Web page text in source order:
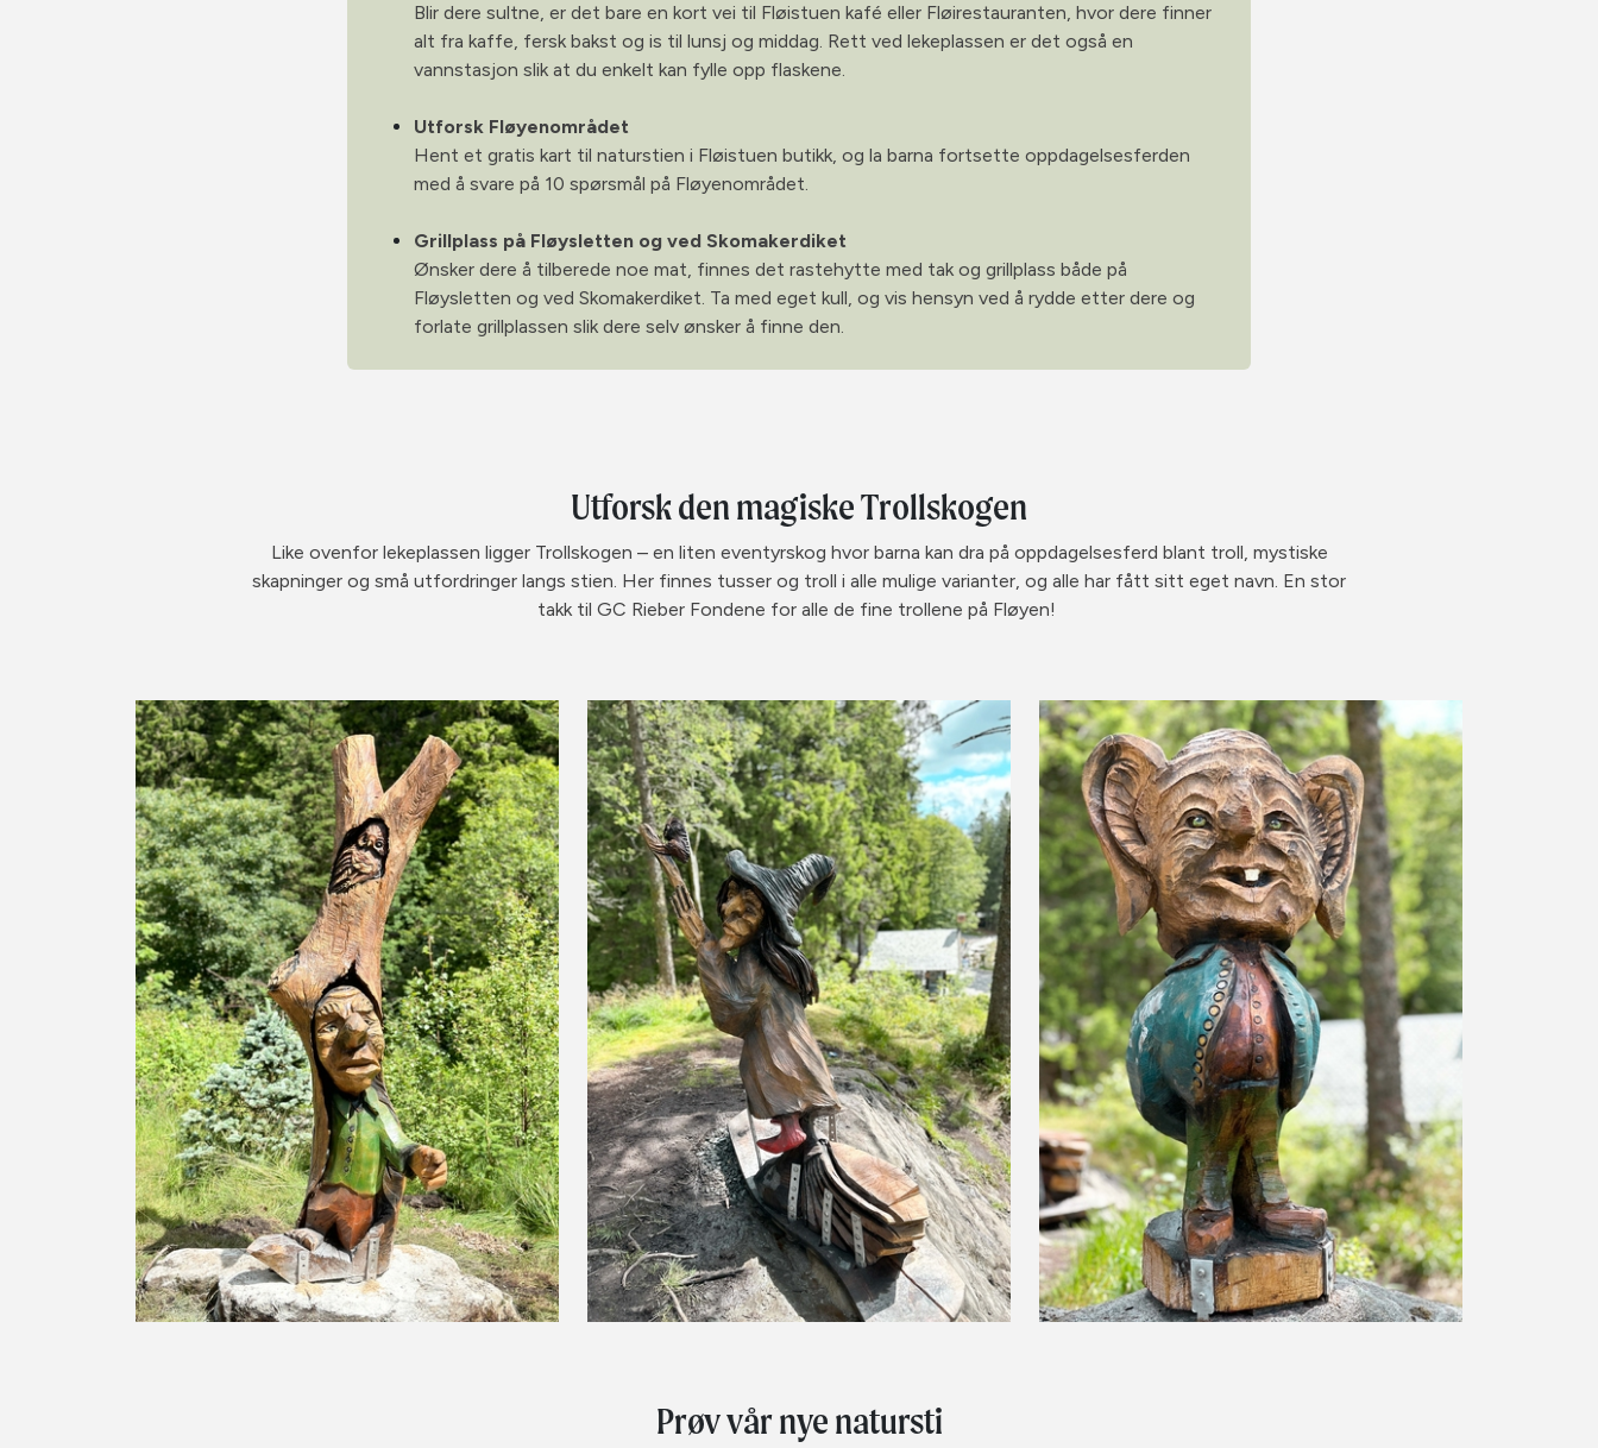
Blir dere sultne, er det bare en kort vei til Fløistuen kafé eller Fløirestauranten, hvor dere finner
alt fra kaffe, fersk bakst og is til lunsj og middag. Rett ved lekeplassen er det også en
vannstasjon slik at du enkelt kan fylle opp flaskene.
Utforsk Fløyenområdet
Hent et gratis kart til naturstien i Fløistuen butikk, og la barna fortsette oppdagelsesferden
med å svare på 10 spørsmål på Fløyenområdet.
Grillplass på Fløysletten og ved Skomakerdiket
Ønsker dere å tilberede noe mat, finnes det rastehytte med tak og grillplass både på
Fløysletten og ved Skomakerdiket. Ta med eget kull, og vis hensyn ved å rydde etter dere og
forlate grillplassen slik dere selv ønsker å finne den.
Utforsk den magiske Trollskogen
Like ovenfor lekeplassen ligger Trollskogen – en liten eventyrskog hvor barna kan dra på oppdagelsesferd blant troll, mystiske
skapninger og små utfordringer langs stien. Her finnes tusser og troll i alle mulige varianter, og alle har fått sitt eget navn. En stor
takk til GC Rieber Fondene for alle de fine trollene på Fløyen!
Prøv vår nye natursti